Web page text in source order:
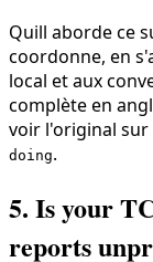
Quill aborde ce
coordonne, en
local et aux
complète en
voir l'original sur
doing.
5. Is your
reports